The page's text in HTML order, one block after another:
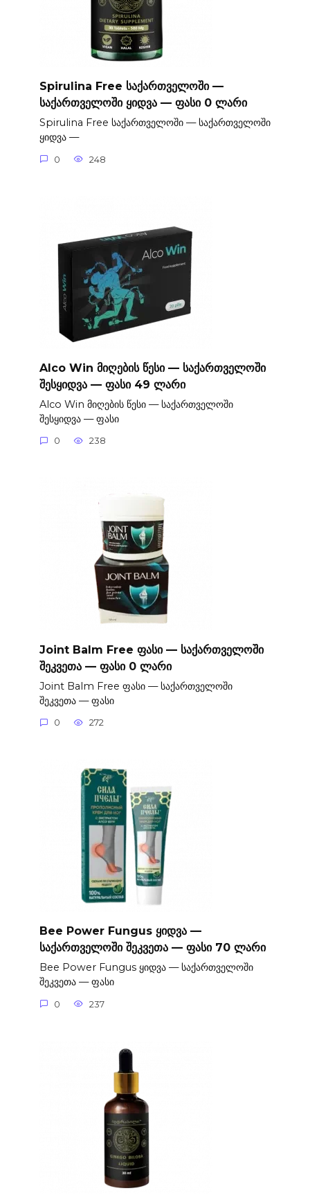
Spirulina Free საქართველოში —
საქართველოში ყიდვა — ფასი 0 ლარი
Spirulina Free საქართველოში — საქართველოში
ყიდვა —
0 248
Alco Win მიღების წესი — საქართველოში
შესყიდვა — ფასი 49 ლარი
Alco Win მიღების წესი — საქართველოში
შესყიდვა — ფასი
0 238
Joint Balm Free ფასი — საქართველოში
შეკვეთა — ფასი 0 ლარი
Joint Balm Free ფასი — საქართველოში
შეკვეთა — ფასი
0 272
Bee Power Fungus ყიდვა —
საქართველოში შეკვეთა — ფასი 70 ლარი
Bee Power Fungus ყიდვა — საქართველოში
შეკვეთა — ფასი
0 237